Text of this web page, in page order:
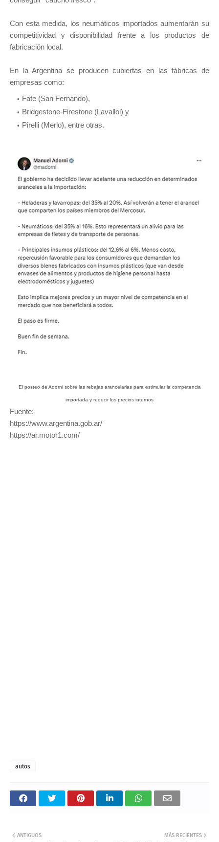
Con esta medida, los neumáticos importados aumentarán su
competitividad y disponibilidad frente a los productos de
fabricación local.
En la Argentina se producen cubiertas en las fábricas de
empresas como:
Fate (San Fernando),
Bridgestone-Firestone (Lavallol) y
Pirelli (Merlo), entre otras.
El posteo de Adorni sobre las rebajas arancelarias para estimular la competencia
importada y reducir los precios internos
Fuente:
https://www.argentina.gob.ar/
https://ar.motor1.com/
autos
MÁS RECIENTES
ANTIGUOS